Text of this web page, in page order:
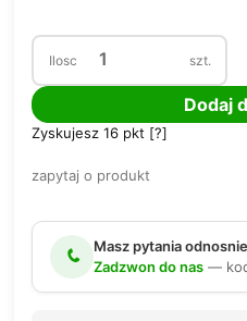
Ilosc szt.
Zyskujesz 16 pkt [?]
zapytaj o produkt
Masz pytania
Zadzwon do nas —